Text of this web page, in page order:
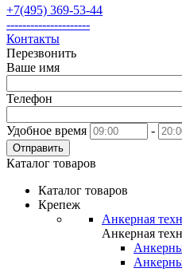
+7(495) 369-53-44
---------------------
Контакты
Перезвонить
Ваше имя
Телефон
Удобное время -
Отправить
Каталог товаров
Каталог товаров
Крепеж
Анкерная
Анкерная